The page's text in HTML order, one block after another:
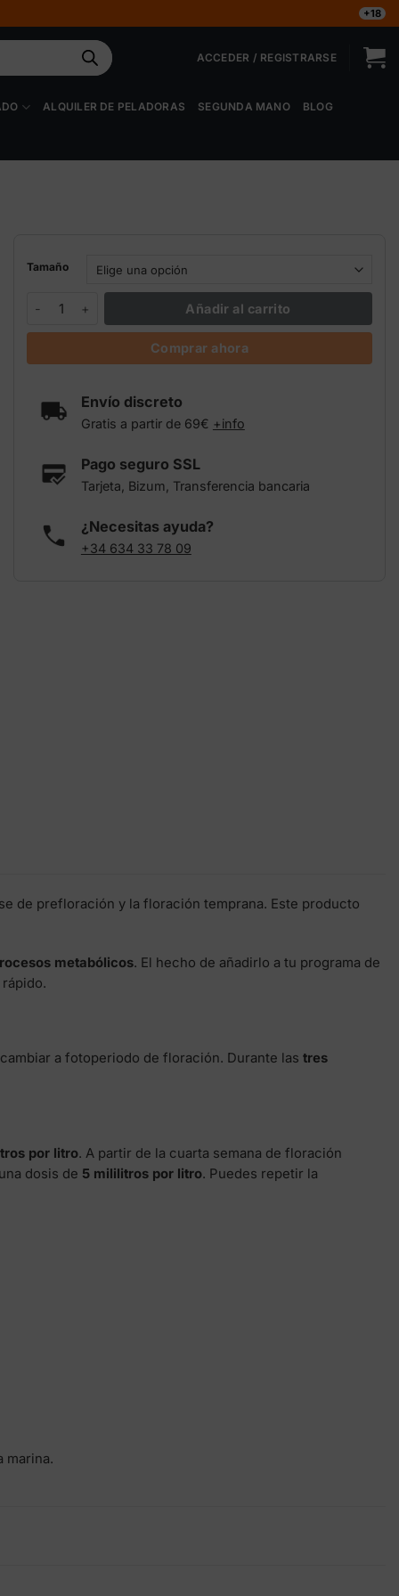
+18
ACCEDER / REGISTRARSE
ALQUILER DE PELADORAS SEGUNDA MANO BLOG
Tamaño
Añadir al carrito
Comprar ahora
Envío discreto
Gratis a partir de 69€ +info
Pago seguro SSL
Tarjeta, Bizum, Transferencia bancaria
¿Necesitas ayuda?
+34 634 33 78 09
de prefloración y la floración temprana. Este producto
metabólicos. El hecho de añadirlo a tu programa de
a fotoperiodo de floración. Durante las tres
por litro. A partir de la cuarta semana de floración
dosis de 5 mililitros por litro. Puedes repetir la
marina.